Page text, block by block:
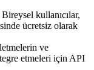
Bireysel kullanıcılar,
ücretsiz olarak
ve
etmeleri için API